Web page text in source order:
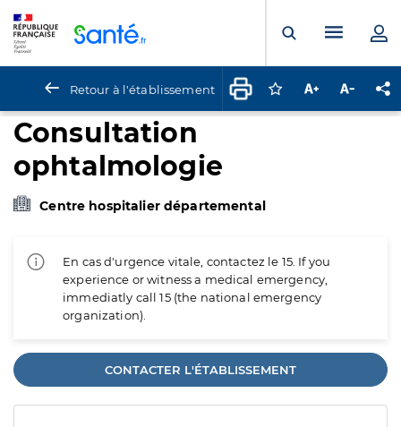
Ouvrir laMenu
Retour à l'établissement Connectez-vous
Augmenter la
Consultation
ophtalmologie
Centre hospitalier départemental
En cas d'urgence vitale, contactez le 15. If you
experience or witness a medical emergency,
immediatly call 15 (the national emergency
organization).
CONTACTER L'ÉTABLISSEMENT